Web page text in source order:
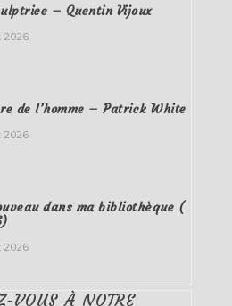
– Quentin Vijoux
2026
de l’homme – Patrick White
2026
dans ma bibliothèque (
2026
VOUS À NOTRE